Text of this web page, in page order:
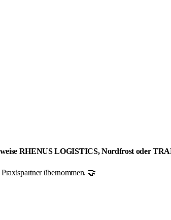
RHENUS LOGISTICS, Nordfrost oder
übernommen. 🤝